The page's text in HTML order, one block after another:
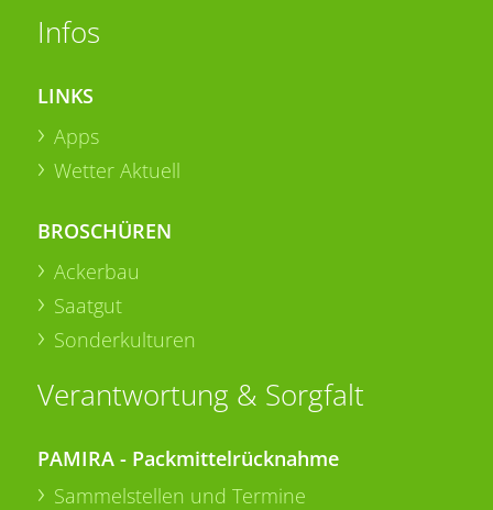
Infos
LINKS
Apps
Wetter Aktuell
BROSCHÜREN
Ackerbau
Saatgut
Sonderkulturen
Verantwortung & Sorgfalt
PAMIRA - Packmittelrücknahme
Sammelstellen und Termine